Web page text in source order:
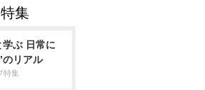
学ぶ 日常に
のリアル
特集